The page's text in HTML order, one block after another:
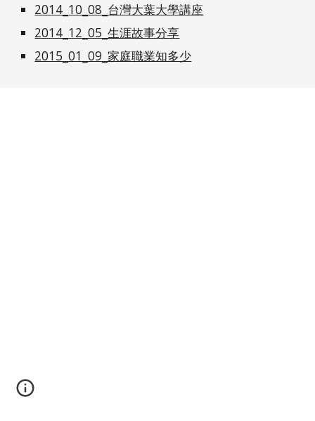
2014_10_08_台灣大葉大學講座
2014_12_05_生涯故事分享
2015_01_09_家庭職業知多少